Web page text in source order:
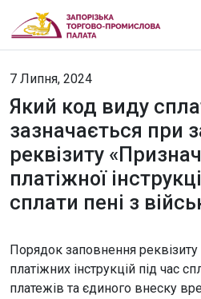
7 Липня, 2024
Який код виду
зазначається при
реквізиту
платіжної
сплати пені з
Порядок заповнення
платіжних інструкцій під час
платежів та єдиного внеску